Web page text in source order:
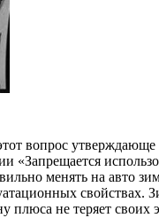
вопрос
«Запрещается
менять на авто
плюса не теряет